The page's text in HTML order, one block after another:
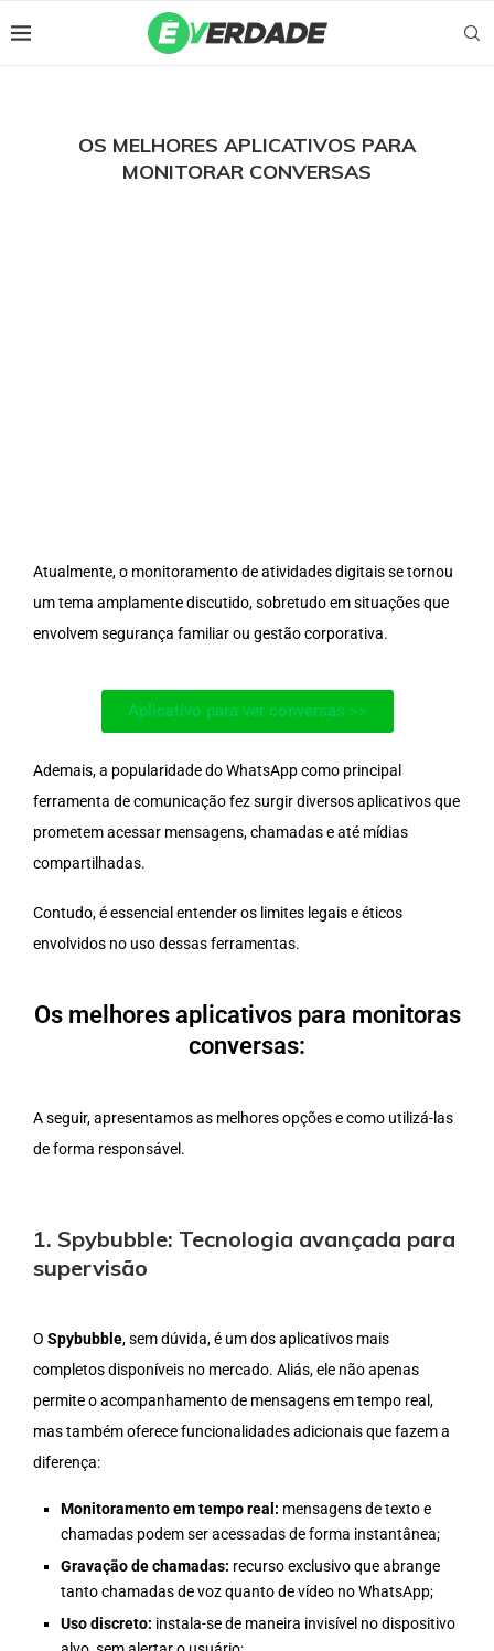
OS MELHORES APLICATIVOS PARA
MONITORAR CONVERSAS
Atualmente, o monitoramento de atividades digitais se tornou
um tema amplamente discutido, sobretudo em situações que
envolvem segurança familiar ou gestão corporativa.
Aplicativo para ver conversas >>
Ademais, a popularidade do WhatsApp como principal
ferramenta de comunicação fez surgir diversos aplicativos que
prometem acessar mensagens, chamadas e até mídias
compartilhadas.
Contudo, é essencial entender os limites legais e éticos
envolvidos no uso dessas ferramentas.
Os melhores aplicativos para monitoras
conversas:
A seguir, apresentamos as melhores opções e como utilizá-las
de forma responsável.
1. Spybubble: Tecnologia avançada para
supervisão
O Spybubble, sem dúvida, é um dos aplicativos mais
completos disponíveis no mercado. Aliás, ele não apenas
permite o acompanhamento de mensagens em tempo real,
mas também oferece funcionalidades adicionais que fazem a
diferença:
Monitoramento em tempo real: mensagens de texto e
chamadas podem ser acessadas de forma instantânea;
Gravação de chamadas: recurso exclusivo que abrange
tanto chamadas de voz quanto de vídeo no WhatsApp;
Uso discreto: instala-se de maneira invisível no dispositivo